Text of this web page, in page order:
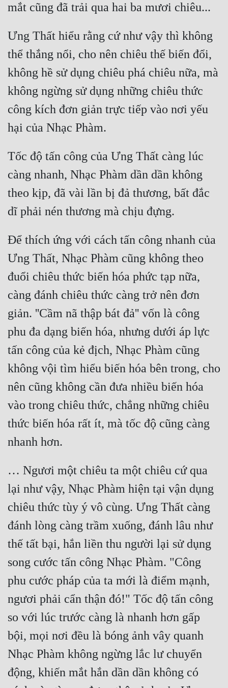
mắt cũng đã trải qua hai ba mươi chiêu...
Ưng Thất hiểu rằng cứ như vậy thì không
thể thắng nổi, cho nên chiêu thế biến đổi,
không hề sử dụng chiêu phá chiêu nữa, mà
không ngừng sử dụng những chiêu thức
công kích đơn giản trực tiếp vào nơi yếu
hại của Nhạc Phàm.
Tốc độ tấn công của Ưng Thất càng lúc
càng nhanh, Nhạc Phàm dần dần không
theo kịp, đã vài lần bị đả thương, bất đắc
dĩ phải nén thương mà chịu đựng.
Để thích ứng với cách tấn công nhanh của
Ưng Thất, Nhạc Phàm cũng không theo
đuổi chiêu thức biến hóa phức tạp nữa,
càng đánh chiêu thức càng trở nên đơn
giản. ''Cầm nã thập bát đả'' vốn là công
phu đa dạng biến hóa, nhưng dưới áp lực
tấn công của kẻ địch, Nhạc Phàm cũng
không vội tìm hiểu biến hóa bên trong, cho
nên cũng không cần đưa nhiều biến hóa
vào trong chiêu thức, chẳng những chiêu
thức biến hóa rất ít, mà tốc độ cũng càng
nhanh hơn.
… Ngươi một chiêu ta một chiêu cứ qua
lại như vậy, Nhạc Phàm hiện tại vận dụng
chiêu thức tùy ý vô cùng. Ưng Thất càng
đánh lòng càng trầm xuống, đánh lâu như
thế tất bại, hắn liền thu người lại sử dụng
song cước tấn công Nhạc Phàm. "Công
phu cước pháp của ta mới là điểm mạnh,
ngươi phải cẩn thận đó!" Tốc độ tấn công
so với lúc trước càng là nhanh hơn gấp
bội, mọi nơi đều là bóng ảnh vây quanh
Nhạc Phàm không ngừng lắc lư chuyển
động, khiến mắt hắn dần dần không có